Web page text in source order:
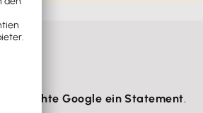
Google ein Statement.